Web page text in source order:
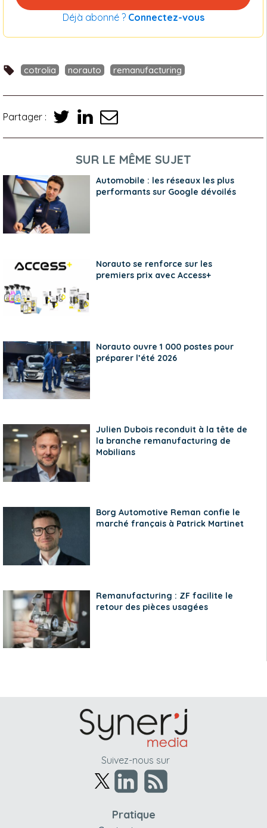
Déjà abonné ? Connectez-vous
cotrolia norauto remanufacturing
Partager :
SUR LE MÊME SUJET
Automobile : les réseaux les plus
performants sur Google dévoilés
Norauto se renforce sur les
premiers prix avec Access+
Norauto ouvre 1 000 postes pour
préparer l’été 2026
Julien Dubois reconduit à la tête de
la branche remanufacturing de
Mobilians
Borg Automotive Reman confie le
marché français à Patrick Martinet
Remanufacturing : ZF facilite le
retour des pièces usagées
Suivez-nous sur
Pratique